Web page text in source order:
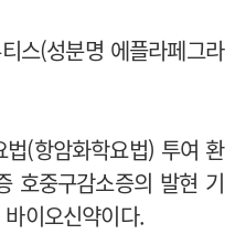
스(성분명 에플라페그라
(항암화학요법) 투여 환
호중구감소증의 발현 기
이오신약이다.